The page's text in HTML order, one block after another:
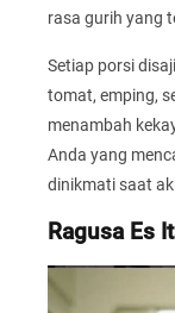
rasa gurih yang
Setiap porsi
tomat, emping,
menambah
Anda yang
dinikmati saat
Ragusa Es